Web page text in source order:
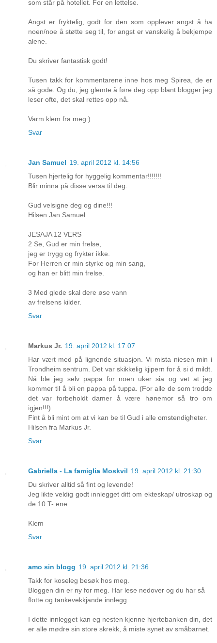
som står på hotellet. For en lettelse.
Angst er fryktelig, godt for den som opplever angst å ha
noen/noe å støtte seg til, for angst er vanskelig å bekjempe
alene.
Du skriver fantastisk godt!
Tusen takk for kommentarene inne hos meg Spirea, de er
så gode. Og du, jeg glemte å føre deg opp blant blogger jeg
leser ofte, det skal rettes opp nå.
Varm klem fra meg:)
Svar
Jan Samuel 19. april 2012 kl. 14:56
Tusen hjertelig for hyggelig kommentar!!!!!!!
Blir minna på disse versa til deg.
Gud velsigne deg og dine!!!
Hilsen Jan Samuel.
JESAJA 12 VERS
2 Se, Gud er min frelse,
jeg er trygg og frykter ikke.
For Herren er min styrke og min sang,
og han er blitt min frelse.
3 Med glede skal dere øse vann
av frelsens kilder.
Svar
Markus Jr. 19. april 2012 kl. 17:07
Har vært med på lignende situasjon. Vi mista niesen min i
Trondheim sentrum. Det var skikkelig kjipern for å si d mildt.
Nå ble jeg selv pappa for noen uker sia og vet at jeg
kommer til å bli en pappa på tuppa. (For alle de som trodde
det var forbeholdt damer å være hønemor så tro om
igjen!!!)
Fint å bli mint om at vi kan be til Gud i alle omstendigheter.
Hilsen fra Markus Jr.
Svar
Gabriella - La famiglia Moskvil 19. april 2012 kl. 21:30
Du skriver alltid så fint og levende!
Jeg likte veldig godt innlegget ditt om ekteskap/ utroskap og
de 10 T- ene.
Klem
Svar
amo sin blogg 19. april 2012 kl. 21:36
Takk for koseleg besøk hos meg.
Bloggen din er ny for meg. Har lese nedover og du har så
flotte og tankevekkjande innlegg.
I dette innlegget kan eg nesten kjenne hjertebanken din, det
er alle mødre sin store skrekk, å miste synet av småbarnet.